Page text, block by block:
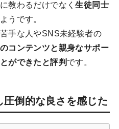
教わるだけでなく生徒同士
ようです。
手な人やSNS未経験者の
コンテンツと親身なサポー
ができたと評判 です。
倒的な良さを感じた